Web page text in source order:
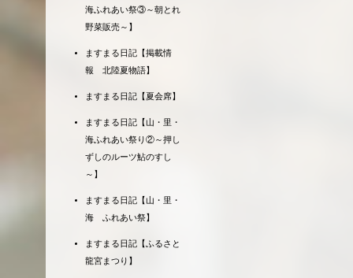
海ふれあい祭③～朝とれ
野菜販売～】
ますまる日記【掲載情
報 北陸夏物語】
ますまる日記【夏会席】
ますまる日記【山・里・
海ふれあい祭り②～押し
ずしのルーツ鮎のすし
～】
ますまる日記【山・里・
海 ふれあい祭】
ますまる日記【ふるさと
龍宮まつり】